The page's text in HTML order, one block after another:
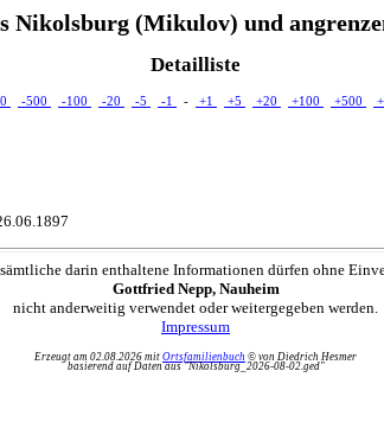
Nikolsburg (Mikulov) und
Detailliste
-500 -100 -20 -5 -1 - +1 +5 +20 +100 +500
darin enthaltene Informationen dürfen ohne
Gottfried Nepp, Nauheim
nicht anderweitig verwendet oder weitergegeben werden.
Impressum
Erzeugt am 02.08.2026 mit Ortsfamilienbuch © von Diedrich Hesmer
basierend auf Daten aus "Nikolsburg_2026-08-02.ged"